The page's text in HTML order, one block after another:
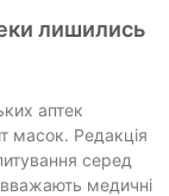
лишились
аптек
масок. Редакція
серед
вважають медичні